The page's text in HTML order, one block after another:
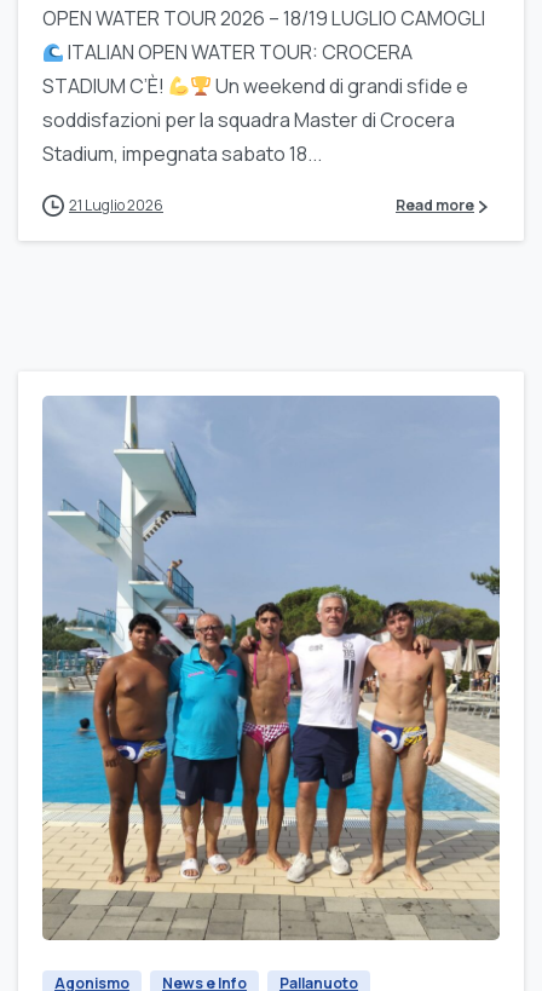
OPEN WATER TOUR 2026 – 18/19 LUGLIO CAMOGLI
ITALIAN OPEN WATER TOUR: CROCERA
STADIUM C’È!
Un weekend di grandi sfide e
soddisfazioni per la squadra Master di Crocera
Stadium, impegnata sabato 18...
21 Luglio 2026 Read more
Agonismo News e Info Pallanuoto